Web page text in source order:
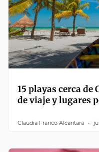
15 playas cerca de
de viaje y lugares
Claudia Franco Alcántara